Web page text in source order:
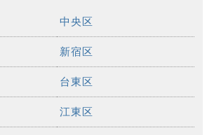
中央区
新宿区
台東区
江東区